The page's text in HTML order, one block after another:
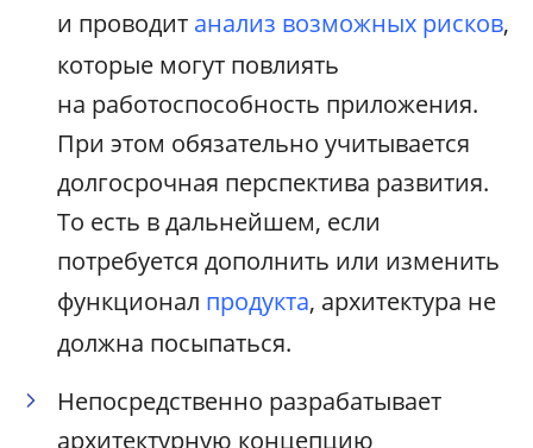
и проводит анализ возможных рисков,
которые могут повлиять
на работоспособность приложения.
При этом обязательно учитывается
долгосрочная перспектива развития.
То есть в дальнейшем, если
потребуется дополнить или изменить
функционал продукта, архитектура не
должна посыпаться.
Непосредственно разрабатывает
архитектурную концепцию